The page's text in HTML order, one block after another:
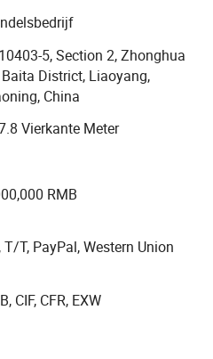
kan de gehele
gebied is het
en superieure
oprecht dat U onze
naar de Verenigde Staten,
Bolivia, Peru, Saint
Filipijnen, Sri Lanka,
Rusland, Georgië,
Ethiopië, Finland, Spanje,
enzovoort, meer dan 30
5, Section 2, Zhonghua
District, Liaoyang,
China
Vierkante Meter
RMB
T/T, PayPal, Western Union
CIF, CFR, EXW